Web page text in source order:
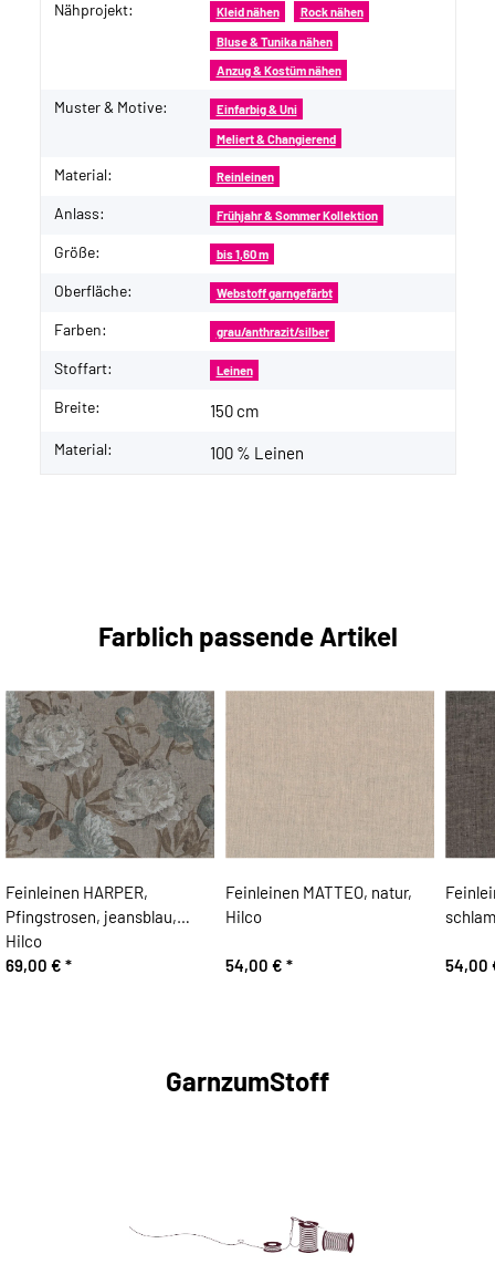
Produkteigenschaft
Wert
Nähprojekt: Kleid nähen Rock nähen
Bluse & Tunika nähen
Anzug & Kostüm nähen
Muster & Motive: Einfarbig & Uni
Meliert & Changierend
Material: Reinleinen
Anlass: Frühjahr & Sommer Kollektion
Größe: bis 1,60 m
Oberfläche: Webstoff garngefärbt
Farben: grau/anthrazit/silber
Stoffart: Leinen
Breite: 150 cm
Material: 100 % Leinen
Farblich passende Artikel
Feinleinen HARPER,
Pfingstrosen, jeansblau,
Hilco
69,00 € *
Feinleinen MATTEO, natur,
Hilco
54,00 € * 54,00
GarnzumStoff